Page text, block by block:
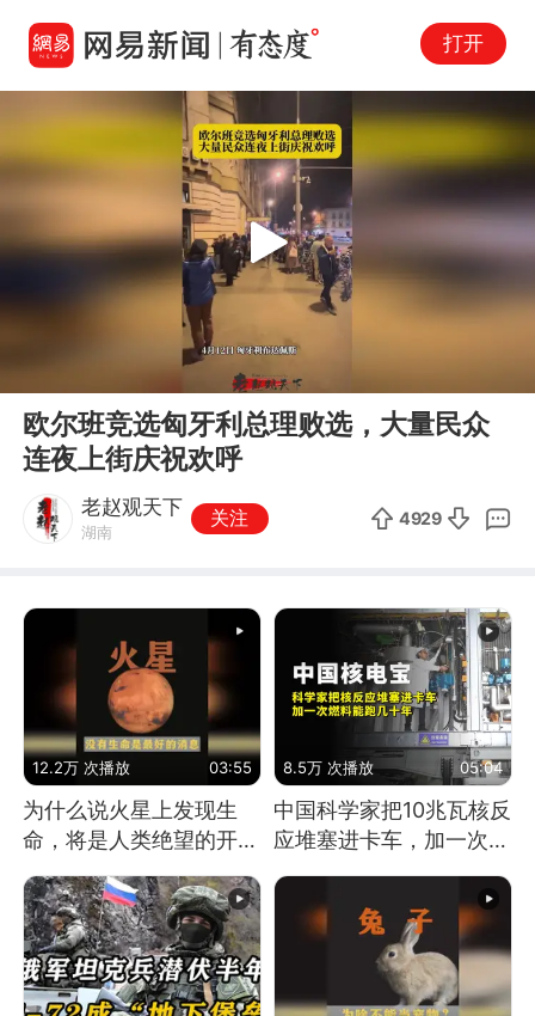
打开
Play
欧尔班竞选匈牙利总理败选，大量民众
连夜上街庆祝欢呼
老赵观天下
湖南
关注 4929
12.2万 次播放 03:55
为什么说火星上发现生
命，将是人类绝望的开
始？
8.5万 次播放 05:04
中国科学家把10兆瓦核反
应堆塞进卡车，加一次燃
料能跑几十年